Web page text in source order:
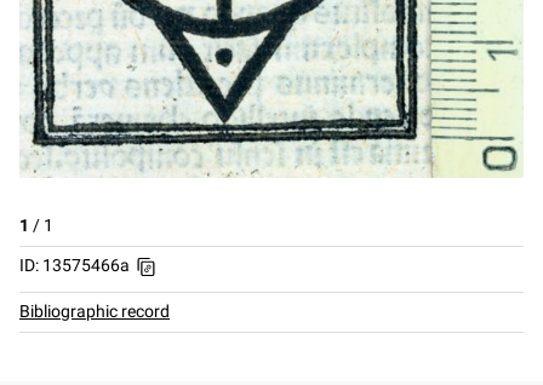
1 / 1
ID: 13575466a
Bibliographic record